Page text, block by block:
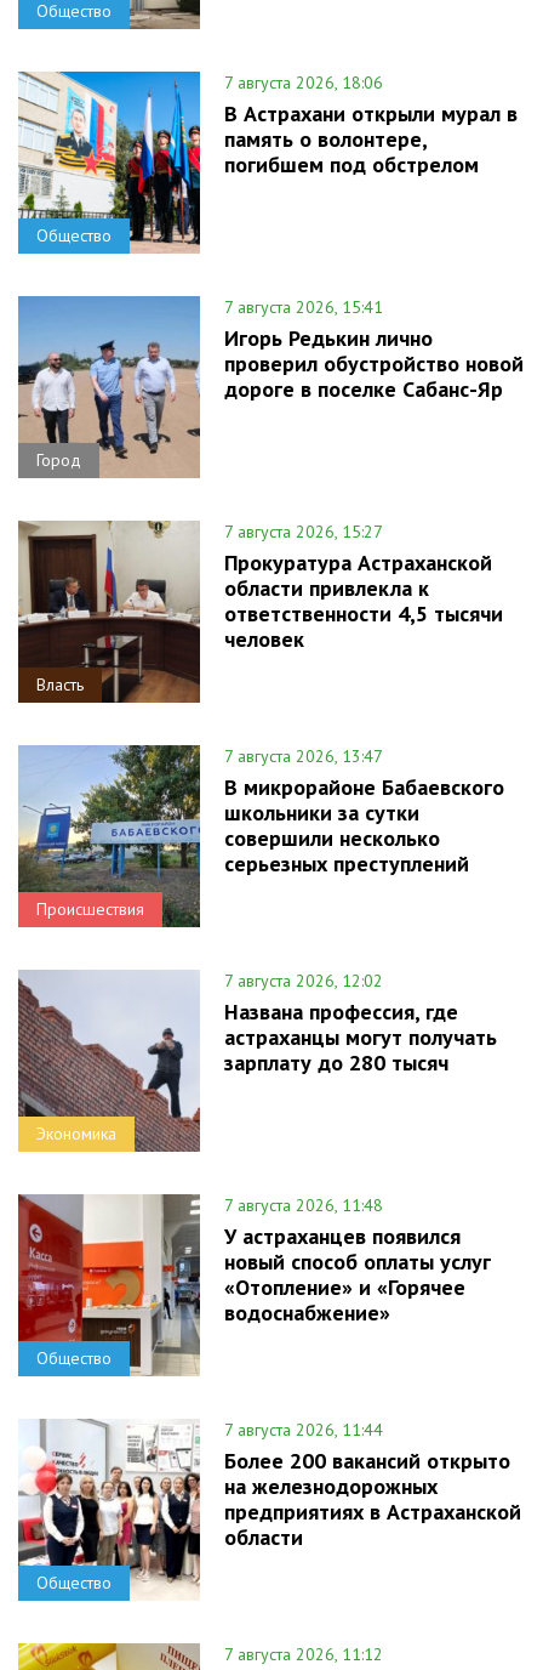
Общество
Общество
7 августа 2026, 18:06
В Астрахани открыли мурал в
память о волонтере,
погибшем под обстрелом
Город
7 августа 2026, 15:41
Игорь Редькин лично
проверил обустройство новой
дороге в поселке Сабанс-Яр
Власть
7 августа 2026, 15:27
Прокуратура Астраханской
области привлекла к
ответственности 4,5 тысячи
человек
Происшествия
7 августа 2026, 13:47
В микрорайоне Бабаевского
школьники за сутки
совершили несколько
серьезных преступлений
Экономика
7 августа 2026, 12:02
Названа профессия, где
астраханцы могут получать
зарплату до 280 тысяч
Общество
7 августа 2026, 11:48
У астраханцев появился
новый способ оплаты услуг
«Отопление» и «Горячее
водоснабжение»
Общество
7 августа 2026, 11:44
Более 200 вакансий открыто
на железнодорожных
предприятиях в Астраханской
области
7 августа 2026, 11:12